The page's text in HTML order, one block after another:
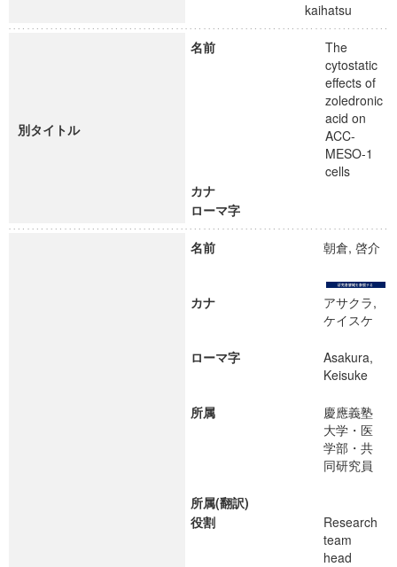
kaihatsu
別タイトル
名前
The
cytostatic
effects of
zoledronic
acid on
ACC-
MESO-1
cells
カナ
ローマ字
名前 朝倉, 啓介
カナ
アサクラ,
ケイスケ
ローマ字
Asakura,
Keisuke
所属
慶應義塾
大学・医
学部・共
同研究員
所属(翻訳)
役割
Research
team
head